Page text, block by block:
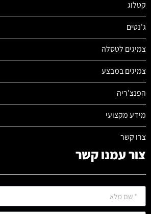
קטלוג
ג'נטים
צמיגים לטסלה
צמיגים במבצע
הפנצ'ריה
מידע מקצועי
צרו קשר
צור עמנו קשר